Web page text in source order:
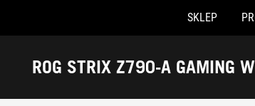
Accessibility links
SKLEP
ROG STRIX Z790-A GAMING
Wsparcie